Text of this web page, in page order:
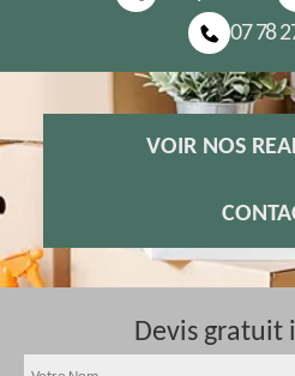
07 78
VOIR NOS
Devis gratuit